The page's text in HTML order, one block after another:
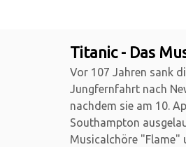
Titanic - Das
Vor 107 Jahren sank
Jungfernfahrt nach
nachdem sie am 10.
Southampton
Musicalchöre "Flame"